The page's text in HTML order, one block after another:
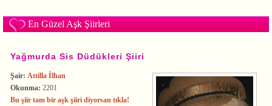
En Güzel Aşk Şiirleri
Yağmurda Sis Düdükleri Şiiri
Şair: Attilla İlhan
Okunma: 2201
Bu şiir tam bir aşk şiiri diyorsan tıkla!